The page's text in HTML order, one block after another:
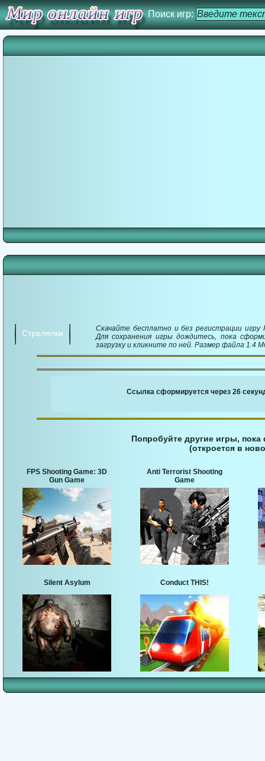
Поиск игр:
Стрелялки
Скачайте бесплатно и без регистрации игру
Для сохранения игры дождитесь, пока
загрузку и кликните по ней. Размер файла 1.4
Ссылка сформируется через 25
Попробуйте другие игры,
(откроется в
FPS Shooting Game: 3D
Gun Game
Anti Terrorist Shooting
Game
Silent Asylum Conduct THIS!